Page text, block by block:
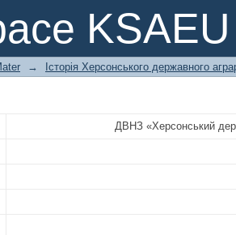
KSAEU
державний аграрний
→ Історія Херсонського державного
ДВНЗ «Херсонський